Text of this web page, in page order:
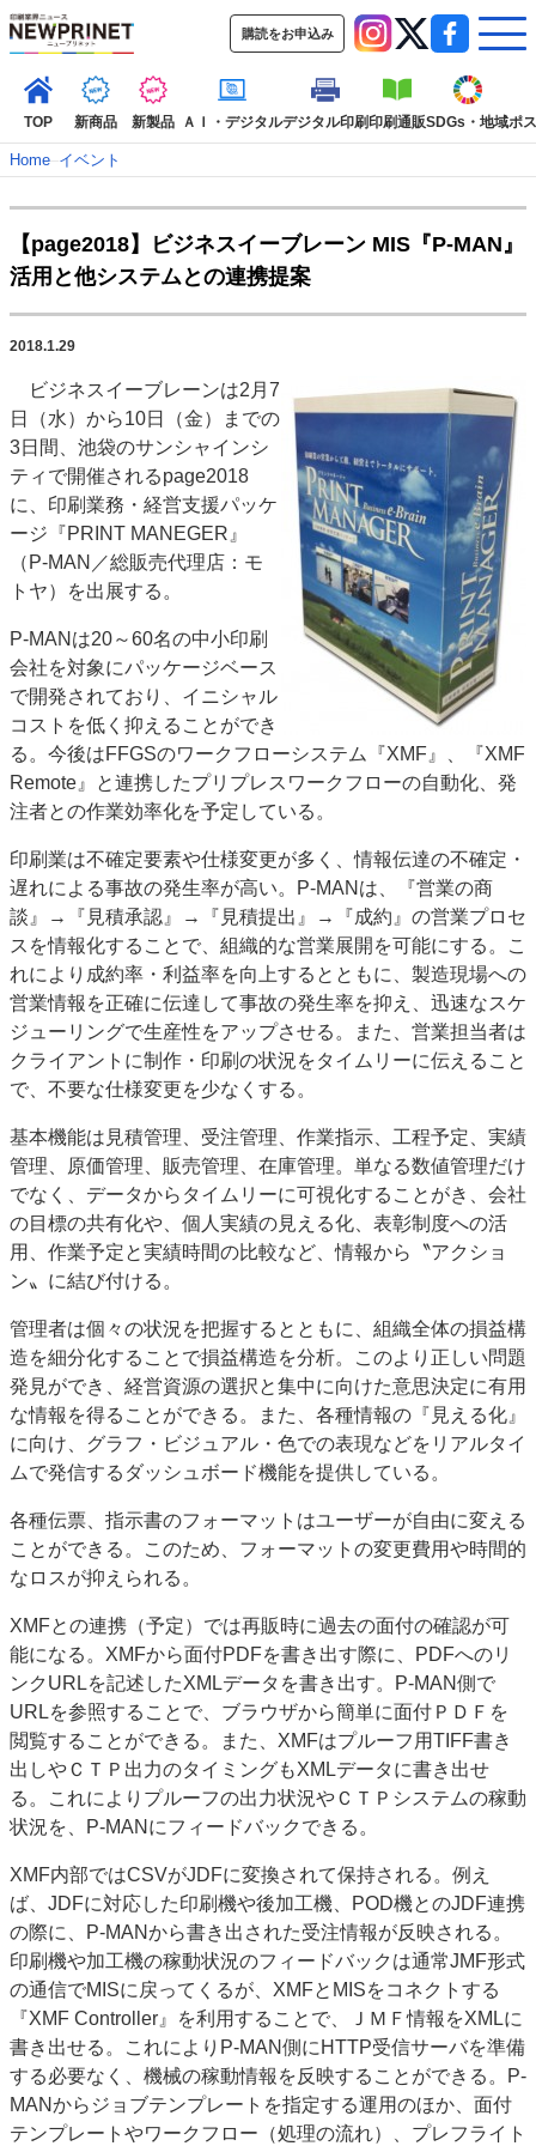
購読をお申込み
TOP 新商品 新製品 ＡＩ・デジタルデジタル印刷印刷通販SDGs・地域ポ
TOP
新着記事 特集記事
動画コンテンツ
インタビュー
コレクション
SDGs・地域
ポストプレス ビジネス イベント 信用情報
市場・統計
人事・移転・異動・訃報
特集記事カテゴリー一覧
2022 見える化・MIS特集
特集・デジタル印刷 アイデアで勝負！ ～多様なビジネス・多彩な商材～
JAPAN PACK 2023 特集
中古印刷機・製本機特集
2022 検査・校正特集
特集・デジタル印刷 ～ 新成長軌道を描く
案内
発刊案内
JFPI印刷用語集
運営
会社案内
購読・購入申し込み
お問い合わせ
Home–イベント
【page2018】ビジネスイーブレーン MIS『P-MAN』
活用と他システムとの連携提案
2018.1.29
ビジネスイーブレーンは2月7
日（水）から10日（金）までの
3日間、池袋のサンシャインシ
ティで開催されるpage2018
に、印刷業務・経営支援パッケ
ージ『PRINT MANEGER』
（P‐MAN／総販売代理店：モ
トヤ）を出展する。
P‐MANは20～60名の中小印刷
会社を対象にパッケージベース
で開発されており、イニシャル
コストを低く抑えることができ
る。今後はFFGSのワークフローシステム『XMF』、『XMF
Remote』と連携したプリプレスワークフローの自動化、発
注者との作業効率化を予定している。
印刷業は不確定要素や仕様変更が多く、情報伝達の不確定・
遅れによる事故の発生率が高い。P‐MANは、『営業の商
談』→『見積承認』→『見積提出』→『成約』の営業プロセ
スを情報化することで、組織的な営業展開を可能にする。こ
れにより成約率・利益率を向上するとともに、製造現場への
営業情報を正確に伝達して事故の発生率を抑え、迅速なスケ
ジューリングで生産性をアップさせる。また、営業担当者は
クライアントに制作・印刷の状況をタイムリーに伝えること
で、不要な仕様変更を少なくする。
基本機能は見積管理、受注管理、作業指示、工程予定、実績
管理、原価管理、販売管理、在庫管理。単なる数値管理だけ
でなく、データからタイムリーに可視化することがき、会社
の目標の共有化や、個人実績の見える化、表彰制度への活
用、作業予定と実績時間の比較など、情報から〝アクショ
ン〟に結び付ける。
管理者は個々の状況を把握するとともに、組織全体の損益構
造を細分化することで損益構造を分析。このより正しい問題
発見ができ、経営資源の選択と集中に向けた意思決定に有用
な情報を得ることができる。また、各種情報の『見える化』
に向け、グラフ・ビジュアル・色での表現などをリアルタイ
ムで発信するダッシュボード機能を提供している。
各種伝票、指示書のフォーマットはユーザーが自由に変える
ことができる。このため、フォーマットの変更費用や時間的
なロスが抑えられる。
XMFとの連携（予定）では再販時に過去の面付の確認が可
能になる。XMFから面付PDFを書き出す際に、PDFへのリ
ンクURLを記述したXMLデータを書き出す。P‐MAN側で
URLを参照することで、ブラウザから簡単に面付ＰＤＦを
閲覧することができる。また、XMFはプルーフ用TIFF書き
出しやＣＴＰ出力のタイミングもXMLデータに書き出せ
る。これによりプルーフの出力状況やＣＴＰシステムの稼動
状況を、P‐MANにフィードバックできる。
XMF内部ではCSVがJDFに変換されて保持される。例え
ば、JDFに対応した印刷機や後加工機、POD機とのJDF連携
の際に、P‐MANから書き出された受注情報が反映される。
印刷機や加工機の稼動状況のフィードバックは通常JMF形式
の通信でMISに戻ってくるが、XMFとMISをコネクトする
『XMF Controller』を利用することで、ＪＭＦ情報をXMLに
書き出せる。これによりP‐MAN側にHTTP受信サーバを準備
する必要なく、機械の稼動情報を反映することができる。P‐
MANからジョブテンプレートを指定する運用のほか、面付
テンプレートやワークフロー（処理の流れ）、プレフライト